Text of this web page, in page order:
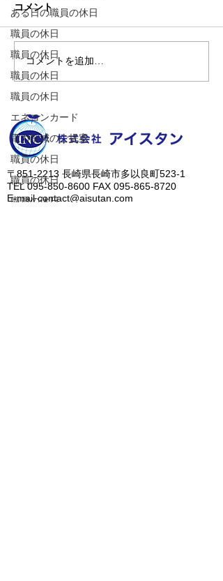
ある日の職員の休日
職員の休日
職員の休日
職員の休日
職員の休日
エネコンカード
電力削減のご提案
職員の休日
職員の休日
職員の休日
【世界に一台だけのカス
タムカブ！】
コメント
コメントを追加…
​〒851-2213 長崎県長崎市多以良町523-1
TEL095-850-8600 FAX 095-865-8720
E-mailcontact@aisutan.com